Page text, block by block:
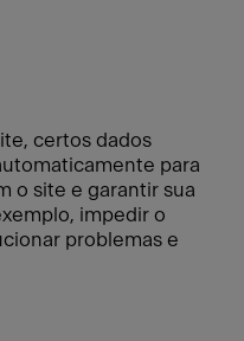
certos dados
para
o site e garantir sua
impedir o
problemas e